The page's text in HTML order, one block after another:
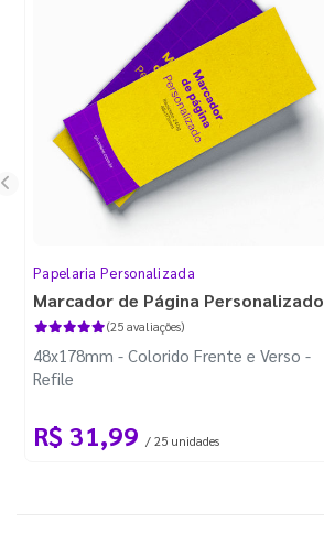
Papelaria Personalizada
Marcador de Página Personalizado
(25 avaliações)
48x178mm - Colorido Frente e Verso -
Refile
R$ 31,99 / 25 unidades